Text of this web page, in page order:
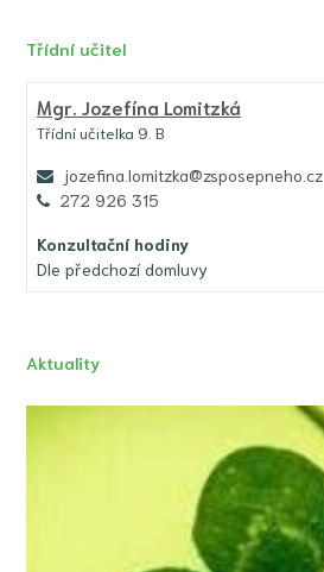
Třídní učitel
Mgr. Jozefína Lomitzká
Třídní učitelka 9. B
jozefina.lomitzka@zsposepneho.cz
272 926 315
Konzultační hodiny
Dle předchozí domluvy
Aktuality